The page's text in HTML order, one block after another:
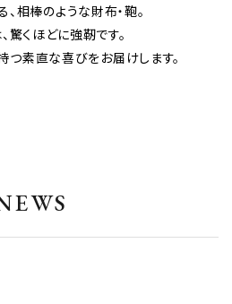
相棒のような財布・鞄。
驚くほどに強靭です。
素直な喜びをお届けします。